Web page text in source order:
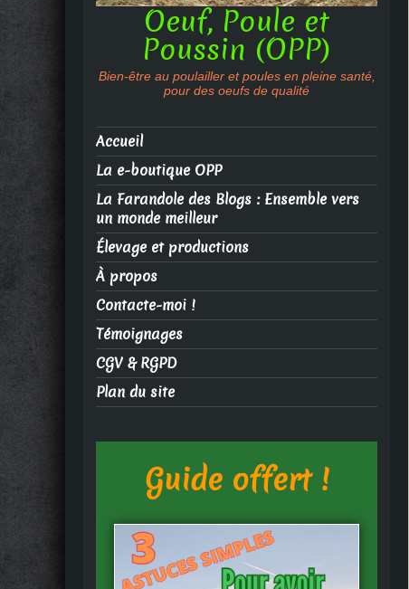
Oeuf, Poule et
Poussin (OPP)
Bien-être au poulailler et poules en pleine santé,
pour des oeufs de qualité
Accueil
La e-boutique OPP
La Farandole des Blogs : Ensemble vers
un monde meilleur
Élevage et productions
À propos
Contacte-moi !
Témoignages
CGV & RGPD
Plan du site
Guide offert !